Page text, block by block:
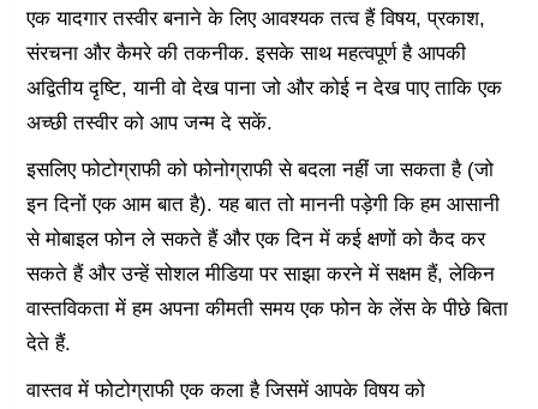
एक यादगार तस्वीर बनाने के लिए आवश्यक तत्व हैं विषय, प्रकाश,
संरचना और कैमरे की तकनीक. इसके साथ महत्वपूर्ण है आपकी
अद्वितीय दृष्टि, यानी वो देख पाना जो और कोई न देख पाए ताकि एक
अच्छी तस्वीर को आप जन्म दे सकें.
इसलिए फोटोग्राफी को फोनोग्राफी से बदला नहीं जा सकता है (जो
इन दिनों एक आम बात है). यह बात तो माननी पड़ेगी कि हम आसानी
से मोबाइल फोन ले सकते हैं और एक दिन में कई क्षणों को कैद कर
सकते हैं और उन्हें सोशल मीडिया पर साझा करने में सक्षम हैं, लेकिन
वास्तविकता में हम अपना कीमती समय एक फोन के लेंस के पीछे बिता
देते हैं.
वास्तव में फोटोग्राफी एक कला है जिसमें आपके विषय को